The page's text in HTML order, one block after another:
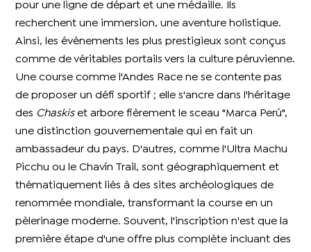
pour une ligne de départ et une médaille. Ils
recherchent une immersion, une aventure holistique.
Ainsi, les événements les plus prestigieux sont conçus
comme de véritables portails vers la culture péruvienne.
Une course comme l'Andes Race ne se contente pas
de proposer un défi sportif ; elle s'ancre dans l'héritage
des Chaskiset arbore fièrement le sceau "Marca Perú",
une distinction gouvernementale qui en fait un
ambassadeur du pays. D'autres, comme l'Ultra Machu
Picchu ou le Chavín Trail, sont géographiquement et
thématiquement liés à des sites archéologiques de
renommée mondiale, transformant la course en un
pèlerinage moderne. Souvent, l'inscription n'est que la
première étape d'une offre plus complète incluant des